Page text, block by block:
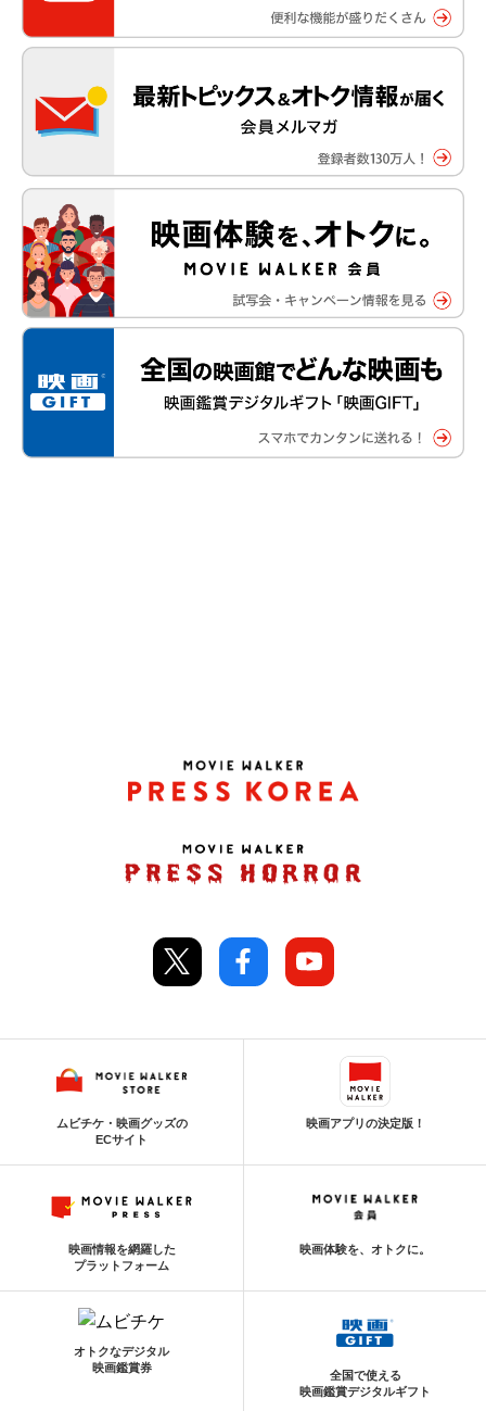
ムビチケ・映画グッズの
ECサイト
映画アプリの決定版！
映画情報を網羅した
プラットフォーム
映画体験を、オトクに。
オトクなデジタル
映画鑑賞券
全国で使える
映画鑑賞デジタルギフト